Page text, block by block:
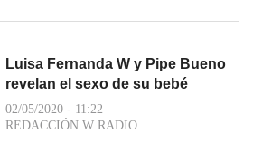
Luisa Fernanda W y Pipe Bueno
revelan el sexo de su bebé
02/05/2020 - 11:22
REDACCIÓN W RADIO